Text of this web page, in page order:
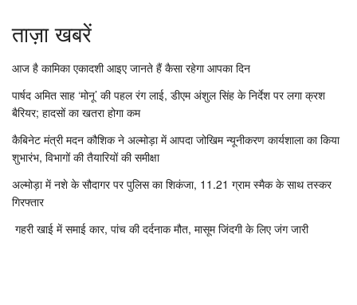
ताज़ा खबरें
आज है कामिका एकादशी आइए जानते हैं कैसा रहेगा आपका दिन
पार्षद अमित साह ‘मोनू’ की पहल रंग लाई, डीएम अंशुल सिंह के निर्देश पर लगा क्रश
बैरियर; हादसों का खतरा होगा कम
कैबिनेट मंत्री मदन कौशिक ने अल्मोड़ा में आपदा जोखिम न्यूनीकरण कार्यशाला का किया
शुभारंभ, विभागों की तैयारियों की समीक्षा
अल्मोड़ा में नशे के सौदागर पर पुलिस का शिकंजा, 11.21 ग्राम स्मैक के साथ तस्कर
गिरफ्तार
गहरी खाई में समाई कार, पांच की दर्दनाक मौत, मासूम जिंदगी के लिए जंग जारी